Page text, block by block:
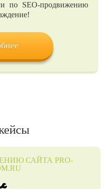
по SEO-продвижению
САЙТА PRO-